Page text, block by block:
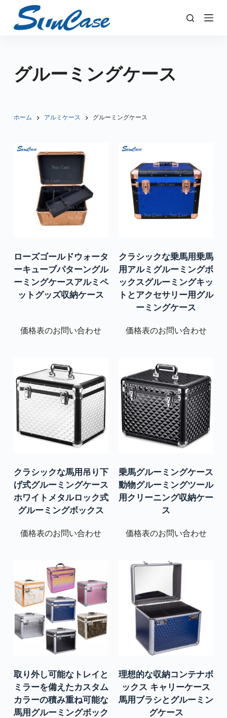
ン
へ
ッ
グルーミングケース
ホーム アルミケース グルーミングケース
ローズゴールドウォータ
ーキューブパターングル
ーミングケースアルミペ
ットグッズ収納ケース
価格表のお問い合わせ
クラシックな乗馬用乗馬
用アルミグルーミングボ
ックスグルーミングキッ
トとアクセサリー用グル
ーミングケース
価格表のお問い合わせ
クラシックな馬用吊り下
げ式グルーミングケース
ホワイトメタルロック式
グルーミングボックス
価格表のお問い合わせ
乗馬グルーミングケース
動物グルーミングツール
用クリーニング収納ケー
ス
価格表のお問い合わせ
取り外し可能なトレイと
ミラーを備えたカスタム
カラーの積み重ね可能な
馬用グルーミングボック
理想的な収納コンテナボ
ックス キャリーケース
馬用ブラシとグルーミン
グケース